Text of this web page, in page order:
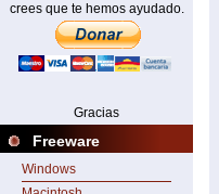
crees que te hemos ayudado.
Gracias
Freeware
Windows